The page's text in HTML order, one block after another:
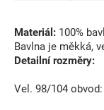
Materiál: 100%
Bavlna je měkká,
Detailní rozměry:
Vel. 98/104